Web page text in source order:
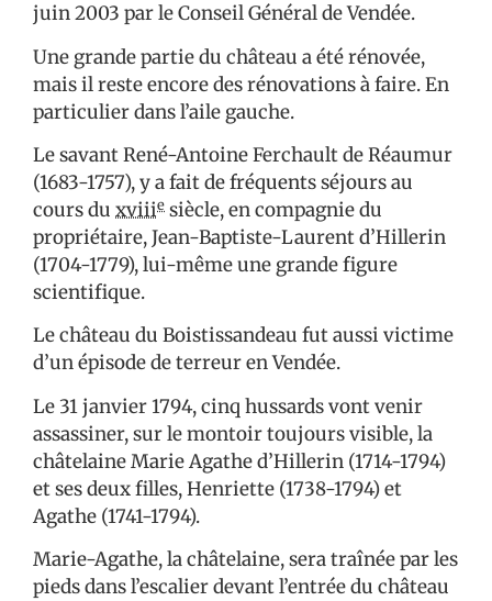
juin 2003 par le Conseil Général de Vendée.
Une grande partie du château a été rénovée,
mais il reste encore des rénovations à faire. En
particulier dans l’aile gauche.
Le savant René-Antoine Ferchault de Réaumur
(1683-1757), y a fait de fréquents séjours au
cours du xviiie siècle, en compagnie du
propriétaire, Jean-Baptiste-Laurent d’Hillerin
(1704-1779), lui-même une grande figure
scientifique.
Le château du Boistissandeau fut aussi victime
d’un épisode de terreur en Vendée.
Le 31 janvier 1794, cinq hussards vont venir
assassiner, sur le montoir toujours visible, la
châtelaine Marie Agathe d’Hillerin (1714-1794)
et ses deux filles, Henriette (1738-1794) et
Agathe (1741-1794).
Marie-Agathe, la châtelaine, sera traînée par les
pieds dans l’escalier devant l’entrée du château